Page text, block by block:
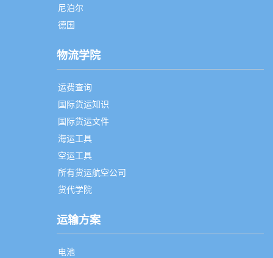
尼泊尔
德国
物流学院
运费查询
国际货运知识
国际货运文件
海运工具
空运工具
所有货运航空公司
货代学院
运输方案
电池